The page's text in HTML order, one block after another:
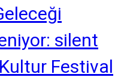
silent
Festival